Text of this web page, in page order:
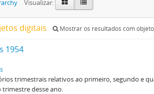
Visualizar:
digitais Mostrar os resultados com
1954
trimestrais relativos ao primeiro, segundo e
desse ano.